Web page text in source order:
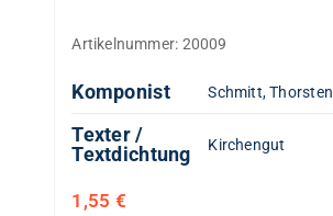
Artikelnummer: 20009
Komponist Schmitt, Thorsten
Texter /
Textdichtung
Kirchengut
1,55 €